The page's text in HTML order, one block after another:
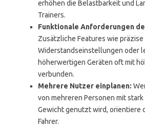
erhöhen die Belastbarkeit und
Trainers.
Funktionale Anforderungen
Zusätzliche Features wie präzise
Widerstandseinstellungen oder
höherwertigen Geräten oft mit
verbunden.
Mehrere Nutzer einplanen:
von mehreren Personen mit
Gewicht genutzt wird, orientiere
Fahrer.